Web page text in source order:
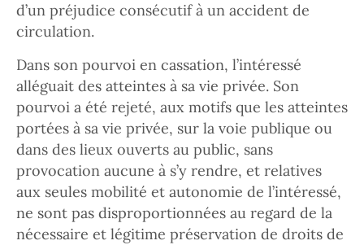
d’un préjudice consécutif à un accident de
circulation.
Dans son pourvoi en cassation, l’intéressé
alléguait des atteintes à sa vie privée. Son
pourvoi a été rejeté, aux motifs que les atteintes
portées à sa vie privée, sur la voie publique ou
dans des lieux ouverts au public, sans
provocation aucune à s’y rendre, et relatives
aux seules mobilité et autonomie de l’intéressé,
ne sont pas disproportionnées au regard de la
nécessaire et légitime préservation de droits de